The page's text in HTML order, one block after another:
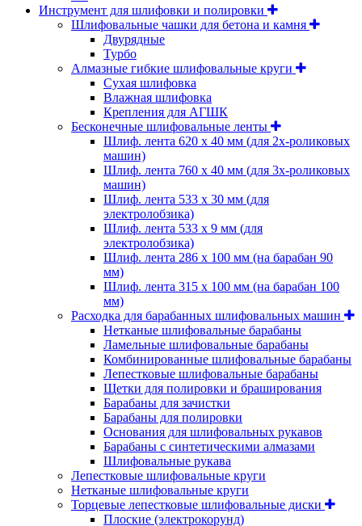
Инструмент для шлифовки и полировки
Шлифовальные чашки для бетона и камня
Двурядные
Турбо
Алмазные гибкие шлифовальные круги
Cухая шлифовка
Влажная шлифовка
Крепления для АГШК
Бесконечные шлифовальные ленты
Шлиф. лента 620 х 40 мм (для 2х-роликовых
машин)
Шлиф. лента 760 х 40 мм (для 3х-роликовых
машин)
Шлиф. лента 533 х 30 мм (для
электролобзика)
Шлиф. лента 533 х 9 мм (для
электролобзика)
Шлиф. лента 286 х 100 мм (на барабан 90
мм)
Шлиф. лента 315 х 100 мм (на барабан 100
мм)
Расходка для барабанных шлифовальных машин
Нетканые шлифовальные барабаны
Ламельные шлифовальные барабаны
Комбинированные шлифовальные барабаны
Лепестковые шлифовальные барабаны
Щетки для полировки и браширования
Барабаны для зачистки
Барабаны для полировки
Основания для шлифовальных рукавов
Барабаны с синтетическими алмазами
Шлифовальные рукава
Лепестковые шлифовальные круги
Нетканые шлифовальные круги
Торцевые лепестковые шлифовальные диски
Плоские (электрокорунд)